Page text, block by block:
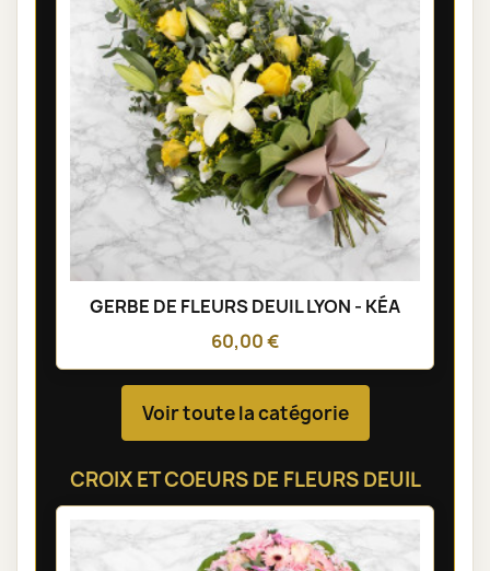
GERBE DE FLEURS DEUIL LYON - KÉA
60,00 €
Voir toute la catégorie
CROIX ET COEURS DE FLEURS DEUIL